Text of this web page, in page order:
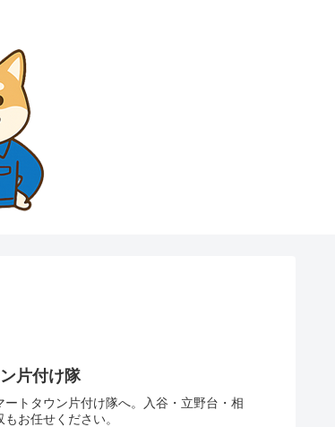
片付け隊
トタウン片付け隊へ。入谷・立野台・相
お任せください。